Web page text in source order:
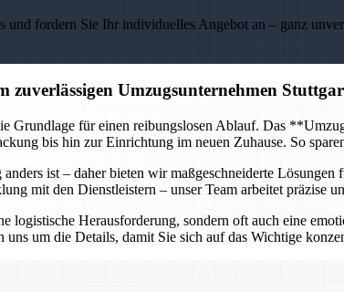
und fordern Sie Ihr individuelles Angebot an – ganz
zuverlässigen Umzugsunternehmen
Grundlage für einen reibungslosen Ablauf. Das
bis hin zur Einrichtung im neuen Zuhause. So
ist – daher bieten wir maßgeschneiderte
mit den Dienstleistern – unser Team arbeitet präzise
logistische Herausforderung, sondern oft auch eine
um die Details, damit Sie sich auf das Wichtige